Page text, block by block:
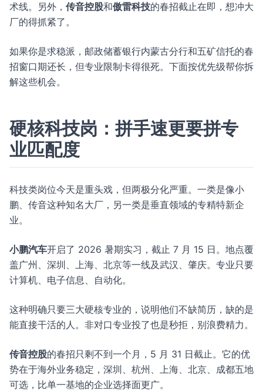
术线。另外， 传音控股和傲雷科技的春招截止在即，想冲大
厂的得抓紧了。
如果你是求稳派，邮政储蓄银行内蒙古分行和五矿信托的春
招窗口期还长，但专业限制卡得很死。下面按优先级帮你拆
解这些机会。
硬核科技岗：拼手速更要拼专
业匹配度
科技类岗位今天是重头戏，但两极分化严重。一类是像小
鹏、传音这种知名大厂，另一类是垂直领域的专精特新企
业。
小鹏汽车开启了 2026 暑期实习，截止 7 月 15 日。地点覆
盖广州、深圳、上海、北京等一线及武汉、肇庆。专业只要
计算机、电子信息、自动化。
这种明确只要三大硬核专业的，说明他们不缺简历，缺的是
能直接干活的人。非对口专业投了也是秒拒，别浪费精力。
传音控股的春招只剩不到一个月，5 月 31 日截止。它的优
势在于海外业务稳定，深圳、杭州、上海、北京、成都五地
可选，比单一基地的企业选择面更广。